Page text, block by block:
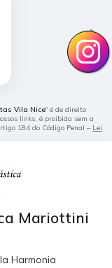
›
Vila Nice" é de direito
links, é proibida sem a
184 do Código Penal – Lei
Mariottini
Harmonia